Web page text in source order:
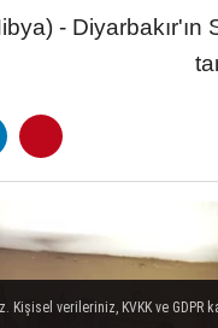
-
verileriniz, KVKK ve